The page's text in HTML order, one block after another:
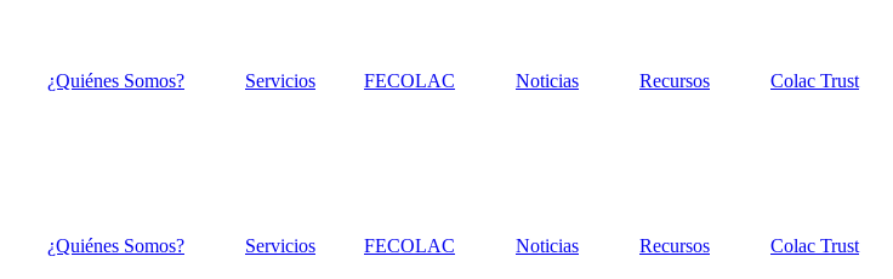
¿Quiénes Somos? Servicios FECOLAC Noticias Recursos
Colac Trust
¿Quiénes Somos? Servicios FECOLAC Noticias Recursos Colac Trust